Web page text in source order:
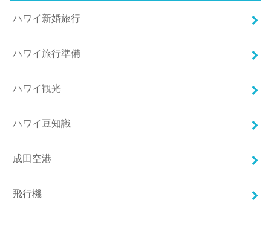
ハワイ新婚旅行
ハワイ旅行準備
ハワイ観光
ハワイ豆知識
成田空港
飛行機